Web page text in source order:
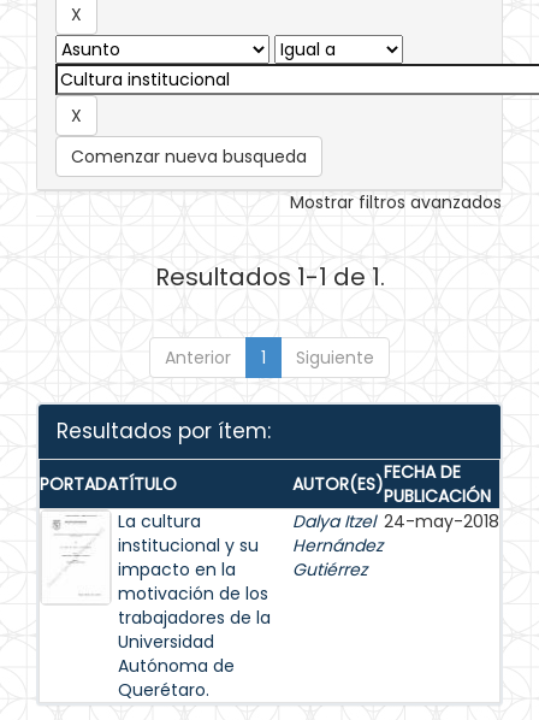
Comenzar nueva busqueda
Mostrar filtros avanzados
Resultados 1-1 de 1.
Anterior 1 Siguiente
Resultados por ítem:
PORTADATÍTULO AUTOR(ES)FECHA DE
PUBLICACIÓN
La cultura
institucional y su
impacto en la
motivación de los
trabajadores de la
Universidad
Autónoma de
Querétaro.
Dalya Itzel
Hernández
Gutiérrez
24-may-2018